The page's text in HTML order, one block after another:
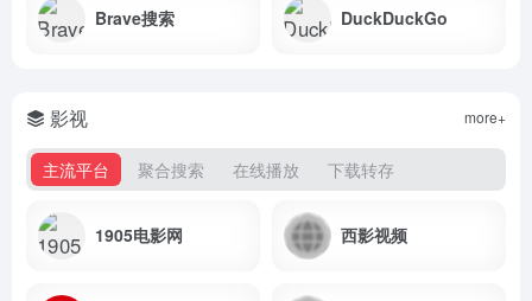
Brave搜索 DuckDuckGo
影视
主流平台 聚合搜索 在线播放 下载转存
more+
1905电影网 西影视频